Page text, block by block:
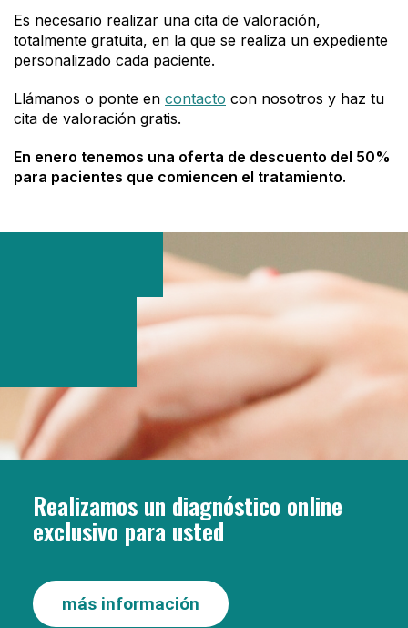
Es necesario realizar una cita de valoración,
totalmente gratuita, en la que se realiza un expediente
personalizado cada paciente.
Llámanos o ponte en contacto con nosotros y haz tu
cita de valoración gratis.
En enero tenemos una oferta de descuento del 50%
para pacientes que comiencen el tratamiento.
Realizamos un diagnóstico online
exclusivo para usted
más información